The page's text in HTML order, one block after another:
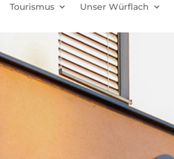
Tourismus Unser Würflach